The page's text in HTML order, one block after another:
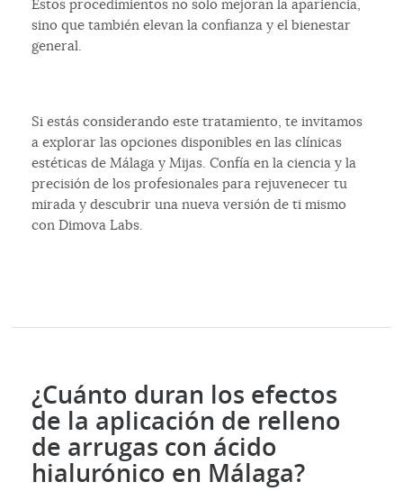
Estos procedimientos no solo mejoran la apariencia,
sino que también elevan la confianza y el bienestar
general.
Si estás considerando este tratamiento, te invitamos
a explorar las opciones disponibles en las clínicas
estéticas de Málaga y Mijas. Confía en la ciencia y la
precisión de los profesionales para rejuvenecer tu
mirada y descubrir una nueva versión de ti mismo
con Dimova Labs.
¿Cuánto duran los efectos
de la aplicación de relleno
de arrugas con ácido
hialurónico en Málaga?